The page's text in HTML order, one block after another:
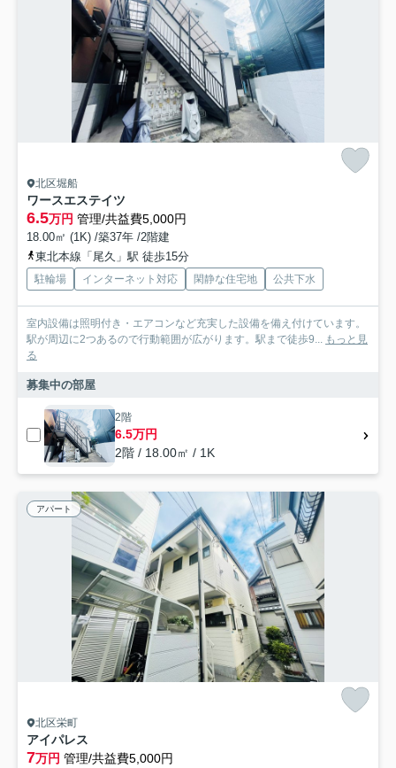
北区堀船
ワースエステイツ
6.5万円 管理/共益費5,000円
18.00㎡ (1K) /築37年 /2階建
東北本線「尾久」駅 徒歩15分
駐輪場 インターネット対応 閑静な住宅地 公共下水
室内設備は照明付き・エアコンなど充実した設備を備え付けています。
駅が周辺に2つあるので行動範囲が広がります。駅まで徒歩9...
もっと見
る
募集中の部屋
2階
6.5万円
2階 / 18.00㎡ / 1K
アパート
北区栄町
アイパレス
7万円 管理/共益費5,000円